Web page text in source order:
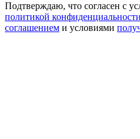
Подтверждаю, что согласен с
политикой конфиденциальности
соглашением и условиями